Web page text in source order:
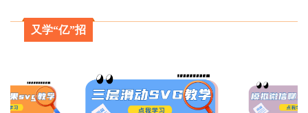
又学“亿”招